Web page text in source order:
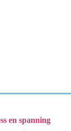
en spanning